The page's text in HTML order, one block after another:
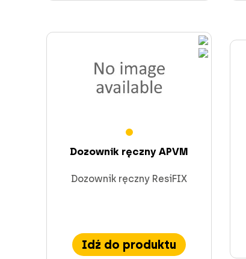
Dozownik ręczny APVM
Dozownik ręczny ResiFIX
Idź do produktu